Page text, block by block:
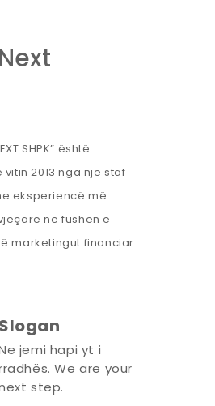
SHPK” është
2013 nga një staf
eksperiencë më
në fushën e
marketingut financiar.
Slogan
jemi hapi yt i
We are your
step.